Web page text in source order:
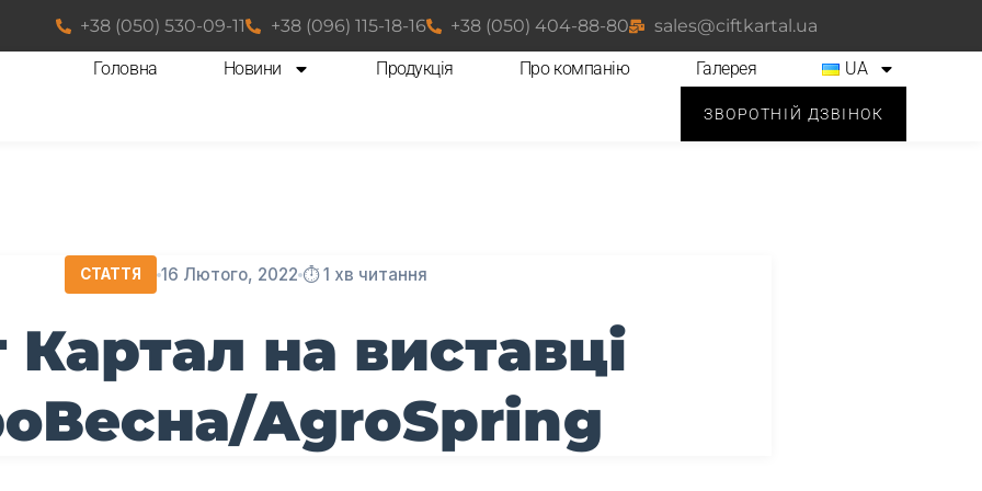
+38 (050) 530-09-11 +38 (096) 115-18-16 +38 (050) 404-88-80 sales@ciftkartal.ua
Головна Новини Продукція Про компанію Галерея UA
ЗВОРОТНІЙ ДЗВІНОК
СТАТТЯ 16 Лютого, 2022 ⏱️ 1 хв читання
Картал на виставці
AgroSpring